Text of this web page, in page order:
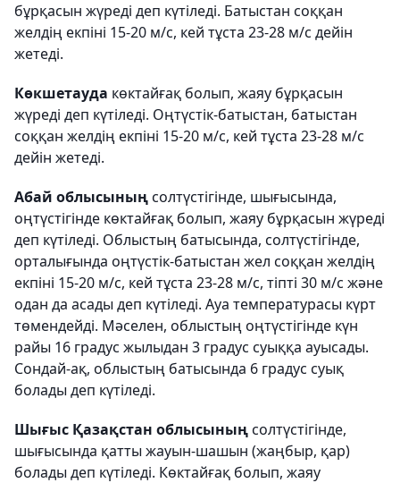
бұрқасын жүреді деп күтіледі. Батыстан соққан
желдің екпіні 15-20 м/с, кей тұста 23-28 м/с дейін
жетеді.
Көкшетауда көктайғақ болып, жаяу бұрқасын
жүреді деп күтіледі. Оңтүстік-батыстан, батыстан
соққан желдің екпіні 15-20 м/с, кей тұста 23-28 м/с
дейін жетеді.
Абай облысыныңсолтүстігінде, шығысында,
оңтүстігінде көктайғақ болып, жаяу бұрқасын жүреді
деп күтіледі. Облыстың батысында, солтүстігінде,
орталығында оңтүстік-батыстан жел соққан желдің
екпіні 15-20 м/с, кей тұста 23-28 м/с, тіпті 30 м/с және
одан да асады деп күтіледі. Ауа температурасы күрт
төмендейді. Мәселен, облыстың оңтүстігінде күн
райы 16 градус жылыдан 3 градус суыққа ауысады.
Сондай-ақ, облыстың батысында 6 градус суық
болады деп күтіледі.
Шығыс Қазақстан облысыныңсолтүстігінде,
шығысында қатты жауын-шашын (жаңбыр, қар)
болады деп күтіледі. Көктайғақ болып, жаяу